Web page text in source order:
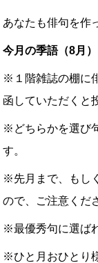
あなたも俳句を作
今月の季語（8月
※１階雑誌の棚に
函していただくと
※どちらかを選び
す。
※先月まで、もし
ので、ご注意くだ
※最優秀句に選ば
※ひと月おひとり